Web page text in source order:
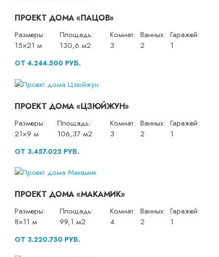
ПРОЕКТ ДОМА «ПАЦОВ»
Размеры:
15×21 м
Площадь:
130,6 м2
Комнат:
3
Ванных:
2
Гаражей:
1
ОТ 4.244.500 РУБ.
ПРОЕКТ ДОМА «ЦЗЮЙЖУН»
Размеры:
21×9 м
Площадь:
106,37 м2
Комнат:
3
Ванных:
2
Гаражей:
1
ОТ 3.457.025 РУБ.
ПРОЕКТ ДОМА «МАКАМИК»
Размеры:
8×11 м
Площадь:
99,1 м2
Комнат:
4
Ванных:
2
Гаражей:
1
ОТ 3.220.750 РУБ.